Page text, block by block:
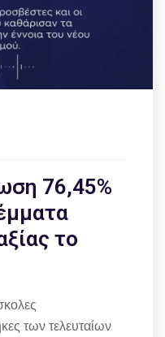
76,45%
το
των τελευταίων